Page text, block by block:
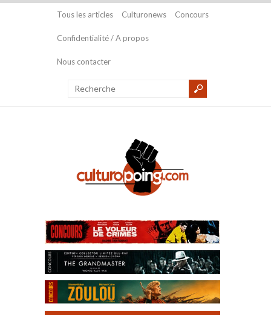
Tous les articles Culturonews Concours
Confidentialité / A propos
Nous contacter